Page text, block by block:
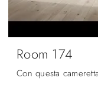
Room 174